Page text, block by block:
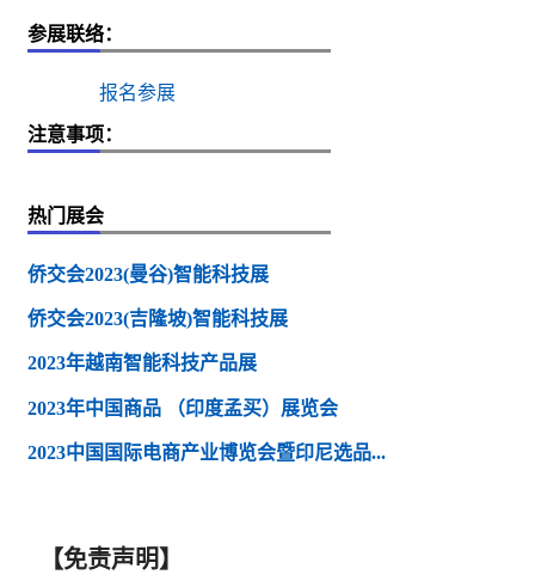
参展联络：
报名参展
注意事项：
热门展会
侨交会2023(曼谷)智能科技展
侨交会2023(吉隆坡)智能科技展
2023年越南智能科技产品展
2023年中国商品 （印度孟买）展览会
2023中国国际电商产业博览会暨印尼选品...
【免责声明】